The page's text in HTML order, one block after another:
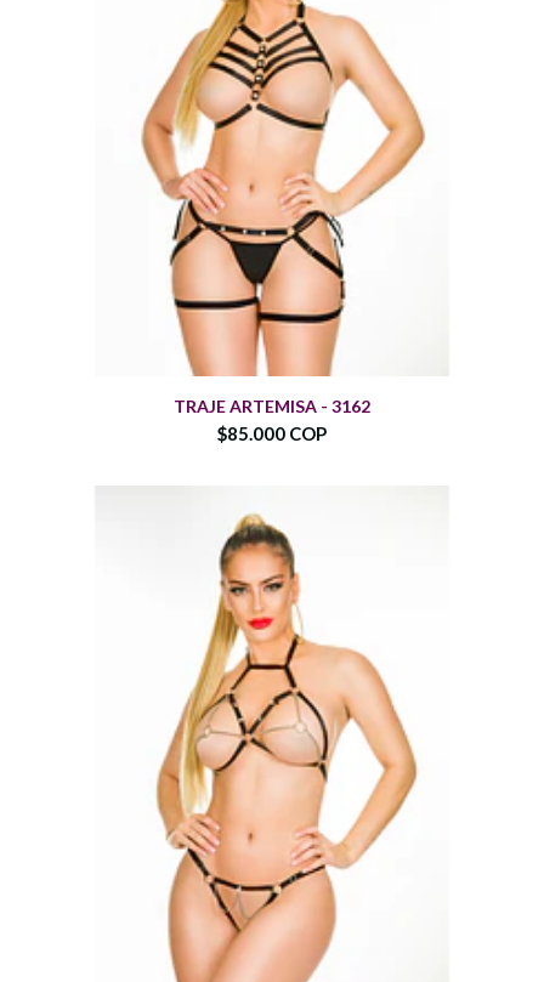
TRAJE ARTEMISA - 3162
$85.000 COP